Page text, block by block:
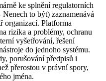
ke splnění regulatorních
to být) zaznamenává
organizací. Platforma
rizika a problémy, ochranu
vyšetřování, řešení
do jednoho systému.
porušování předpisů i
přerostou v právní spory,
jména.